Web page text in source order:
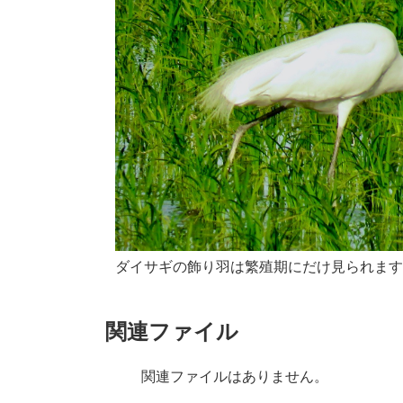
ダイサギの飾り羽は繁殖期にだけ見られます
関連ファイル
関連ファイルはありません。